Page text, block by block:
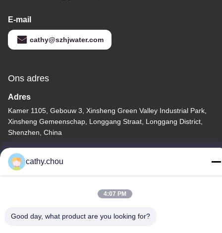
E-mail
cathy@szhjwater.com
Ons adres
Adres
Kamer 1105, Gebouw 3, Xinsheng Green Valley Industrial Park,
Xinsheng Gemeenschap, Longgang Straat, Longgang District,
Shenzhen, China
Tel
0086-755-27500078
cathy.chou
4:07 PM
Good day, what product are you looking for?